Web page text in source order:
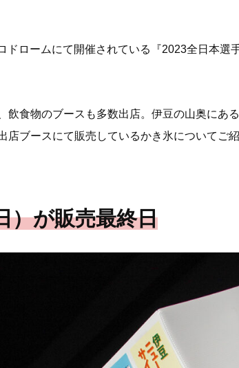
ドロームにて開催されている『2023全日本選
飲食物のブースも多数出店。伊豆の山奥にあ
店ブースにて販売しているかき氷についてご紹
）が販売最終日